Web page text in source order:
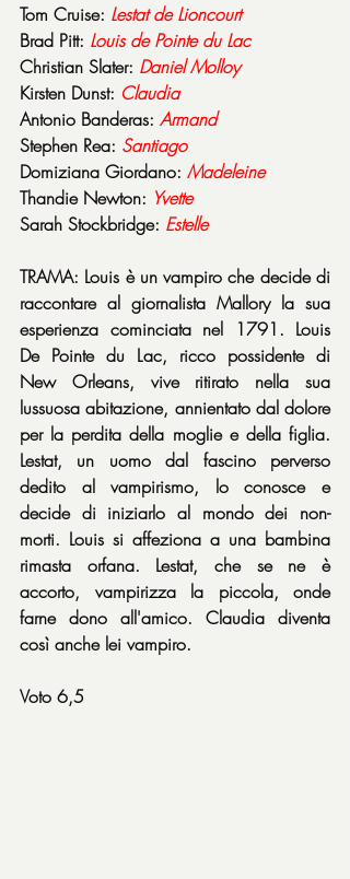
Tom Cruise: Lestat de Lioncourt
Brad Pitt: Louis de Pointe du Lac
Christian Slater: Daniel Molloy
Kirsten Dunst: Claudia
Antonio Banderas: Armand
Stephen Rea: Santiago
Domiziana Giordano: Madeleine
Thandie Newton: Yvette
Sarah Stockbridge: Estelle
TRAMA: Louis è un vampiro che decide di
raccontare al giornalista Mallory la sua
esperienza cominciata nel 1791. Louis
De Pointe du Lac, ricco possidente di
New Orleans, vive ritirato nella sua
lussuosa abitazione, annientato dal dolore
per la perdita della moglie e della figlia.
Lestat, un uomo dal fascino perverso
dedito al vampirismo, lo conosce e
decide di iniziarlo al mondo dei non-
morti. Louis si affeziona a una bambina
rimasta orfana. Lestat, che se ne è
accorto, vampirizza la piccola, onde
farne dono all'amico. Claudia diventa
così anche lei vampiro.
Voto 6,5